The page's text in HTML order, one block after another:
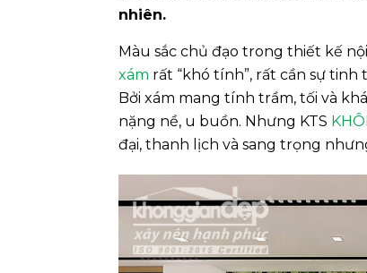
nhiên.
Màu sắc chủ đạo trong thiết kế
xám rất “khó tính”, rất cần sự
Bởi xám mang tính trầm, tối và
nặng nề, u buồn. Nhưng KTS
đại, thanh lịch và sang trọng